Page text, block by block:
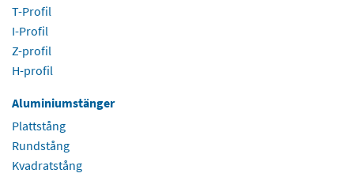
T-Profil
I-Profil
Z-profil
H-profil
Aluminiumstänger
Plattstång
Rundstång
Kvadratstång